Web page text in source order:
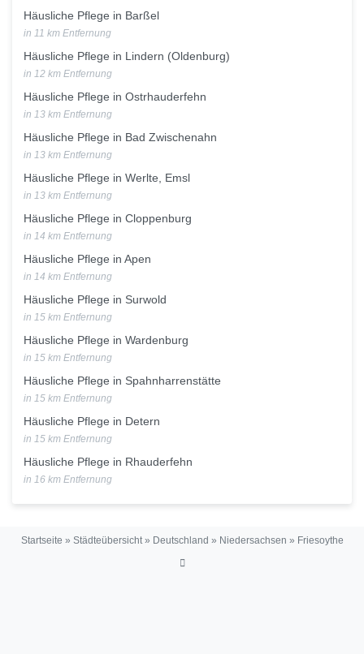
Häusliche Pflege in Barßel
in 11 km Entfernung
Häusliche Pflege in Lindern (Oldenburg)
in 12 km Entfernung
Häusliche Pflege in Ostrhauderfehn
in 13 km Entfernung
Häusliche Pflege in Bad Zwischenahn
in 13 km Entfernung
Häusliche Pflege in Werlte, Emsl
in 13 km Entfernung
Häusliche Pflege in Cloppenburg
in 14 km Entfernung
Häusliche Pflege in Apen
in 14 km Entfernung
Häusliche Pflege in Surwold
in 15 km Entfernung
Häusliche Pflege in Wardenburg
in 15 km Entfernung
Häusliche Pflege in Spahnharrenstätte
in 15 km Entfernung
Häusliche Pflege in Detern
in 15 km Entfernung
Häusliche Pflege in Rhauderfehn
in 16 km Entfernung
Startseite » Städteübersicht» Deutschland » Niedersachsen » Friesoythe